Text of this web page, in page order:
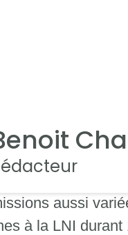
aussi
à la LNI